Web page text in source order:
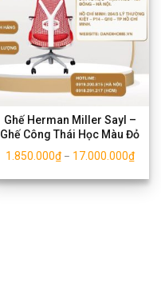
Ghế Herman Miller Sayl –
Ghế Công Thái Học Màu Đỏ
1.850.000₫– 17.000.000₫